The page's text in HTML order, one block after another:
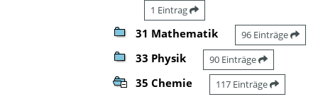
1 Eintrag
31 Mathematik 96 Einträge
33 Physik 90 Einträge
35 Chemie 117 Einträge